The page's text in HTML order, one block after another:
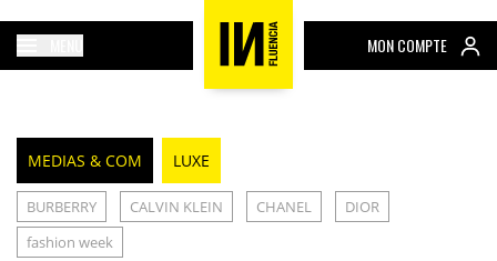
MON COMPTE
MEDIAS & COM LUXE
BURBERRY CALVIN KLEIN CHANEL
DIOR
fashion week